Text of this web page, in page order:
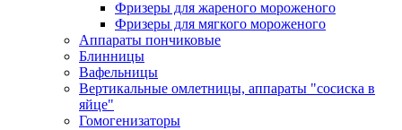
Фризеры для жареного мороженого
Фризеры для мягкого мороженого
Аппараты пончиковые
Блинницы
Вафельницы
Вертикальные омлетницы, аппараты "сосиска в
яйце"
Гомогенизаторы